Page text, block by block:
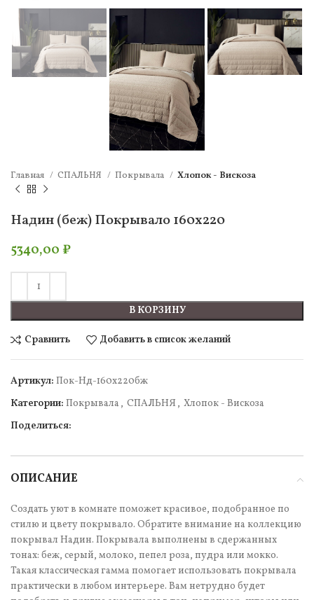
Главная СПАЛЬНЯ Покрывала Хлопок - Вискоза
Надин (беж) Покрывало 160х220
5340,00 ₽
В КОРЗИНУ
Сравнить Добавить в список желаний
Артикул: Пок-Нд-160х220бж
Категории: Покрывала , СПАЛЬНЯ , Хлопок - Вискоза
Поделиться:
ОПИСАНИЕ
Создать уют в комнате поможет красивое, подобранное по
стилю и цвету покрывало. Обратите внимание на коллекцию
покрывал Надин. Покрывала выполнены в сдержанных
тонах: беж, серый, молоко, пепел роза, пудра или мокко.
Такая классическая гамма помогает использовать покрывала
практически в любом интерьере. Вам нетрудно будет